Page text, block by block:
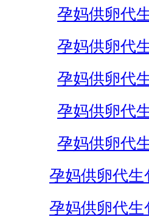
孕妈供卵代
孕妈供卵代
孕妈供卵代
孕妈供卵代
孕妈供卵代
孕妈供卵代生
孕妈供卵代生